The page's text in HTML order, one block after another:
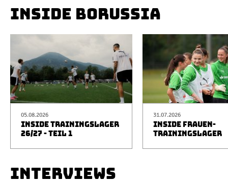
INSIDE BORUSSIA
05.08.2026
INSIDE TRAININGSLAGER
26/27 - TEIL 1
31.07.2026
INSIDE FRAUEN-
TRAININGSLAGER
INTERVIEWS